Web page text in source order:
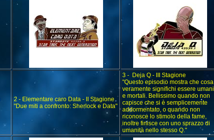
2 - Elementare caro Data - II Stagione
"Due miti a confronto: Sherlock e Data"
3 - Deja Q - III Stagione
"Questo episodio mostra che cosa
veramente significhi essere umani
e mortali. Bellissimo quando non
capisce che si è semplicemente
addormentato, o quando non
riconosce lo stimolo della fame,
inoltre finisce con uno sprazzo di
umanità nello stesso Q."